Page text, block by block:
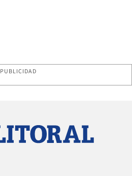
PUBLICIDAD